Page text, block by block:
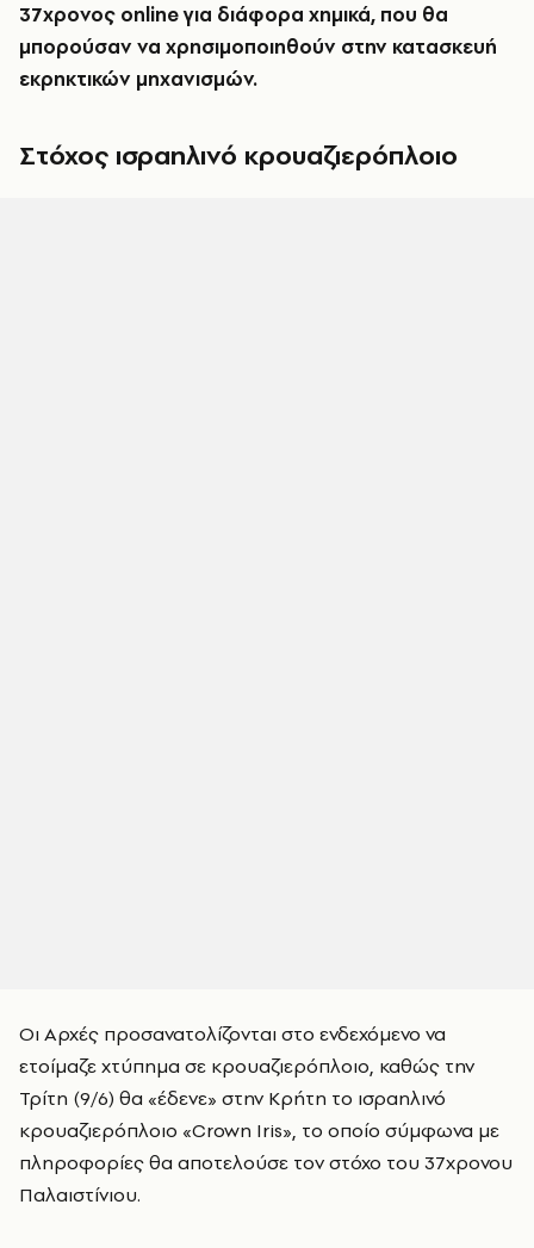
37χρονος online για διάφορα χημικά, που θα
μπορούσαν να χρησιμοποιηθούν στην κατασκευή
εκρηκτικών μηχανισμών.
Στόχος ισραηλινό κρουαζιερόπλοιο
Οι Αρχές προσανατολίζονται στο ενδεχόμενο να
ετοίμαζε χτύπημα σε κρουαζιερόπλοιο, καθώς την
Τρίτη (9/6) θα «έδενε» στην Κρήτη το ισραηλινό
κρουαζιερόπλοιο «Crown Iris», το οποίο σύμφωνα με
πληροφορίες θα αποτελούσε τον στόχο του 37χρονου
Παλαιστίνιου.